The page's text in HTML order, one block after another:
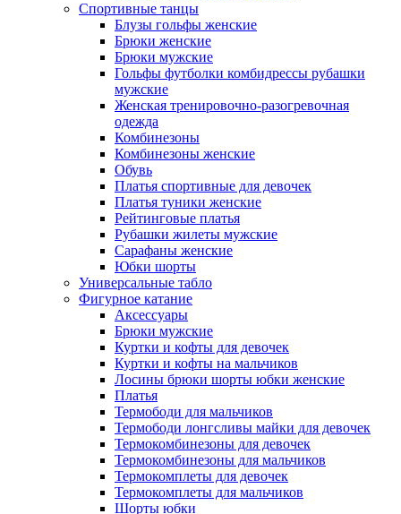
Спортивные танцы
Блузы гольфы женские
Брюки женские
Брюки мужские
Гольфы футболки комбидрессы рубашки
мужские
Женская тренировочно-разогревочная
одежда
Комбинезоны
Комбинезоны женские
Обувь
Платья спортивные для девочек
Платья туники женские
Рейтинговые платья
Рубашки жилеты мужские
Сарафаны женские
Юбки шорты
Универсальные табло
Фигурное катание
Аксессуары
Брюки мужские
Куртки и кофты для девочек
Куртки и кофты на мальчиков
Лосины брюки шорты юбки женские
Платья
Термободи для мальчиков
Термободи лонгсливы майки для девочек
Термокомбинезоны для девочек
Термокомбинезоны для мальчиков
Термокомплеты для девочек
Термокомплеты для мальчиков
Шорты юбки